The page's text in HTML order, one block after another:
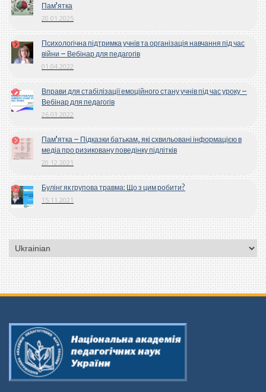
Пам’ятка
20.01.2025
Психологічна підтримка учнів та організація навчання під час
війни – Вебінар для педагогів
01.04.2022
Вправи для стабілізації емоційного стану учнів під час уроку –
Вебінар для педагогів
26.03.2022
Пам’ятка – Підказки батькам, які схвильовані інформацією в
медіа про ризиковану поведінку підлітків
20.12.2021
Булінг як групова травма: Що з цим робити?
15.11.2021
Вибрати
мову